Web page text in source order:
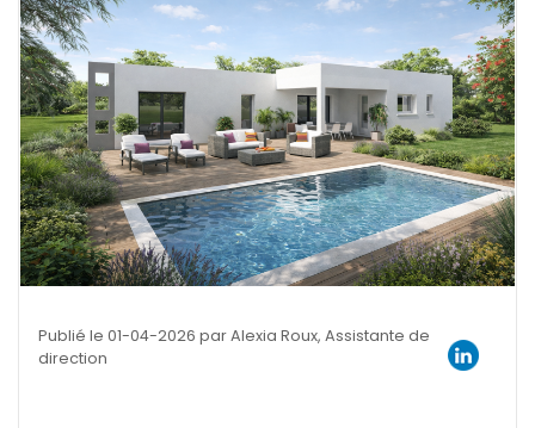
Publié le 01-04-2026 par Alexia Roux, Assistante de
direction